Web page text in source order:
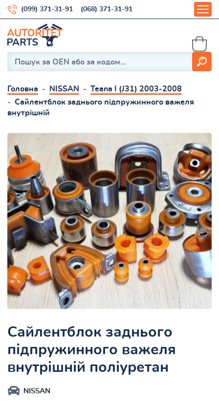
(099) 371-31-91 (068) 371-31-91
Головна NISSAN
Teana I (J31) 2003-2008
Сайлентблок заднього підпружинного важеля
внутрішній
Сайлентблок заднього
підпружинного важеля
внутрішній поліуретан
NISSAN